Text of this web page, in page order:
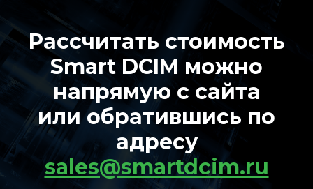
Рассчитать стоимость
Smart DCIM можно
напрямую с сайта
или обратившиcь по
адресу
sales@smartdcim.ru